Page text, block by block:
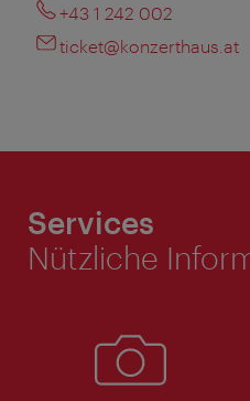
+43 1 242 002
ticket@konzerthaus.at
Services
Nützliche